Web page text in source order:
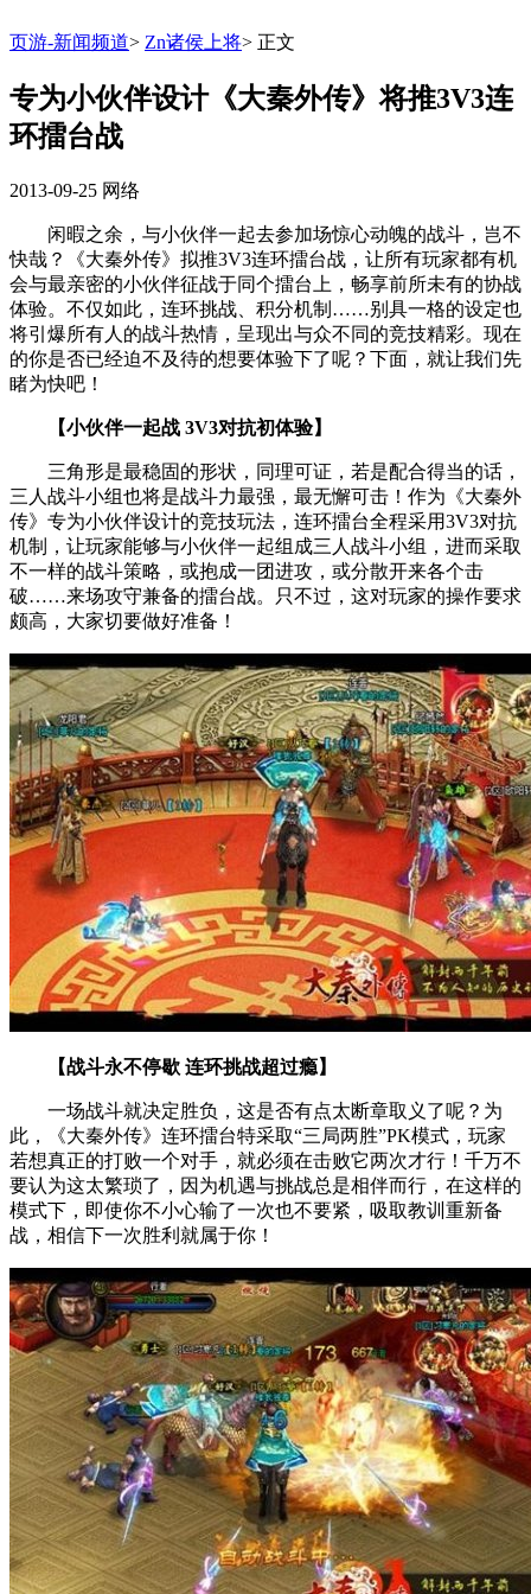
页游-新闻频道> Zn诸侯上将> 正文
专为小伙伴设计《大秦外传》将推3V3连
环擂台战
2013-09-25 网络
闲暇之余，与小伙伴一起去参加场惊心动魄的战斗，岂不
快哉？《大秦外传》拟推3V3连环擂台战，让所有玩家都有机
会与最亲密的小伙伴征战于同个擂台上，畅享前所未有的协战
体验。不仅如此，连环挑战、积分机制……别具一格的设定也
将引爆所有人的战斗热情，呈现出与众不同的竞技精彩。现在
的你是否已经迫不及待的想要体验下了呢？下面，就让我们先
睹为快吧！
【小伙伴一起战 3V3对抗初体验】
三角形是最稳固的形状，同理可证，若是配合得当的话，
三人战斗小组也将是战斗力最强，最无懈可击！作为《大秦外
传》专为小伙伴设计的竞技玩法，连环擂台全程采用3V3对抗
机制，让玩家能够与小伙伴一起组成三人战斗小组，进而采取
不一样的战斗策略，或抱成一团进攻，或分散开来各个击
破……来场攻守兼备的擂台战。只不过，这对玩家的操作要求
颇高，大家切要做好准备！
【战斗永不停歇 连环挑战超过瘾】
一场战斗就决定胜负，这是否有点太断章取义了呢？为
此，《大秦外传》连环擂台特采取“三局两胜”PK模式，玩家
若想真正的打败一个对手，就必须在击败它两次才行！千万不
要认为这太繁琐了，因为机遇与挑战总是相伴而行，在这样的
模式下，即使你不小心输了一次也不要紧，吸取教训重新备
战，相信下一次胜利就属于你！